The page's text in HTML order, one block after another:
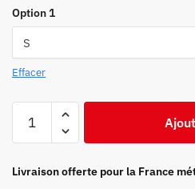
Option 1
Effacer
Demon
Livraison offerte pour la France